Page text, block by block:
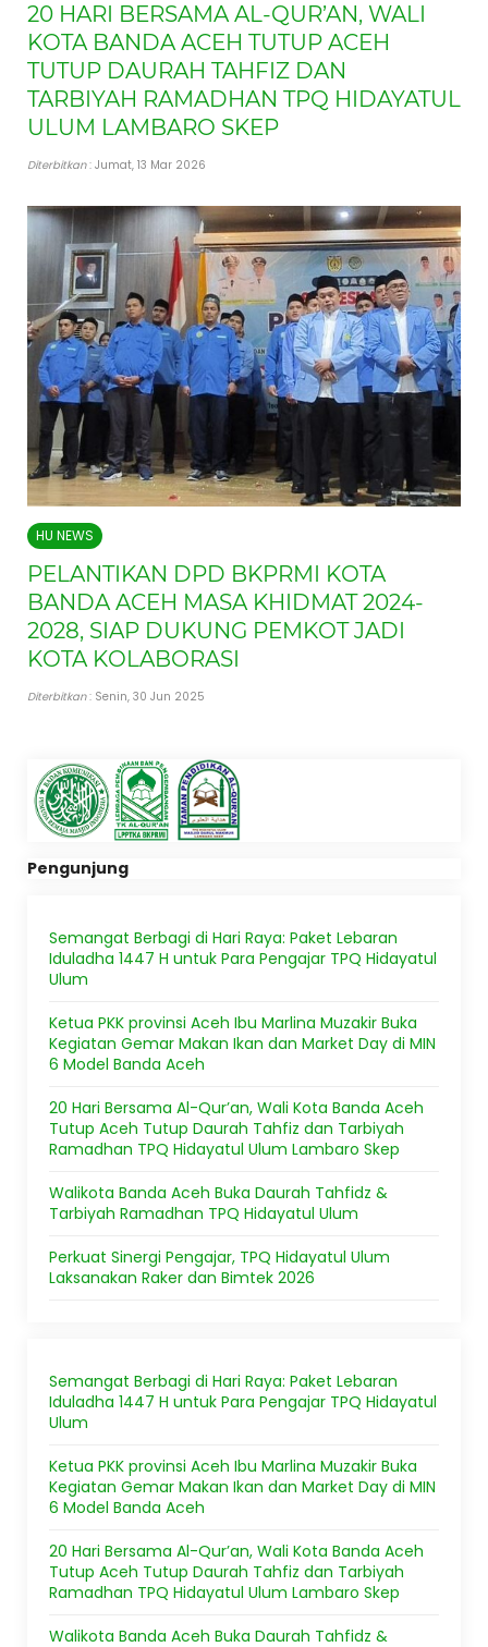
20 HARI BERSAMA AL-QUR’AN, WALI
KOTA BANDA ACEH TUTUP ACEH
TUTUP DAURAH TAHFIZ DAN
TARBIYAH RAMADHAN TPQ HIDAYATUL
ULUM LAMBARO SKEP
Diterbitkan: Jumat, 13 Mar 2026
HU NEWS
PELANTIKAN DPD BKPRMI KOTA
BANDA ACEH MASA KHIDMAT 2024-
2028, SIAP DUKUNG PEMKOT JADI
KOTA KOLABORASI
Diterbitkan: Senin, 30 Jun 2025
Pengunjung
Semangat Berbagi di Hari Raya: Paket Lebaran
Iduladha 1447 H untuk Para Pengajar TPQ Hidayatul
Ulum
Ketua PKK provinsi Aceh Ibu Marlina Muzakir Buka
Kegiatan Gemar Makan Ikan dan Market Day di MIN
6 Model Banda Aceh
20 Hari Bersama Al-Qur’an, Wali Kota Banda Aceh
Tutup Aceh Tutup Daurah Tahfiz dan Tarbiyah
Ramadhan TPQ Hidayatul Ulum Lambaro Skep
Walikota Banda Aceh Buka Daurah Tahfidz &
Tarbiyah Ramadhan TPQ Hidayatul Ulum
Perkuat Sinergi Pengajar, TPQ Hidayatul Ulum
Laksanakan Raker dan Bimtek 2026
Semangat Berbagi di Hari Raya: Paket Lebaran
Iduladha 1447 H untuk Para Pengajar TPQ Hidayatul
Ulum
Ketua PKK provinsi Aceh Ibu Marlina Muzakir Buka
Kegiatan Gemar Makan Ikan dan Market Day di MIN
6 Model Banda Aceh
20 Hari Bersama Al-Qur’an, Wali Kota Banda Aceh
Tutup Aceh Tutup Daurah Tahfiz dan Tarbiyah
Ramadhan TPQ Hidayatul Ulum Lambaro Skep
Walikota Banda Aceh Buka Daurah Tahfidz &